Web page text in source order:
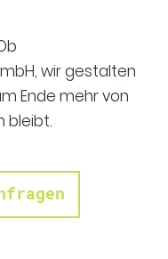
wir gestalten
Ende mehr von
bleibt.